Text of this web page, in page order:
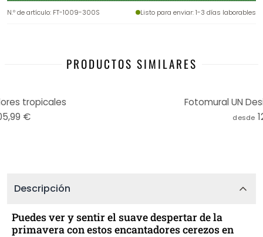
N.º de artículo: FT-1009-300S Listo para enviar: 1-3 días laborables
PRODUCTOS SIMILARES
tropicales
€
Fotomural UN
desde
Descripción
Puedes ver y sentir el suave despertar de la
primavera con estos encantadores cerezos en